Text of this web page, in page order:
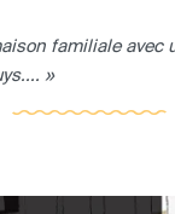
familiale avec
»